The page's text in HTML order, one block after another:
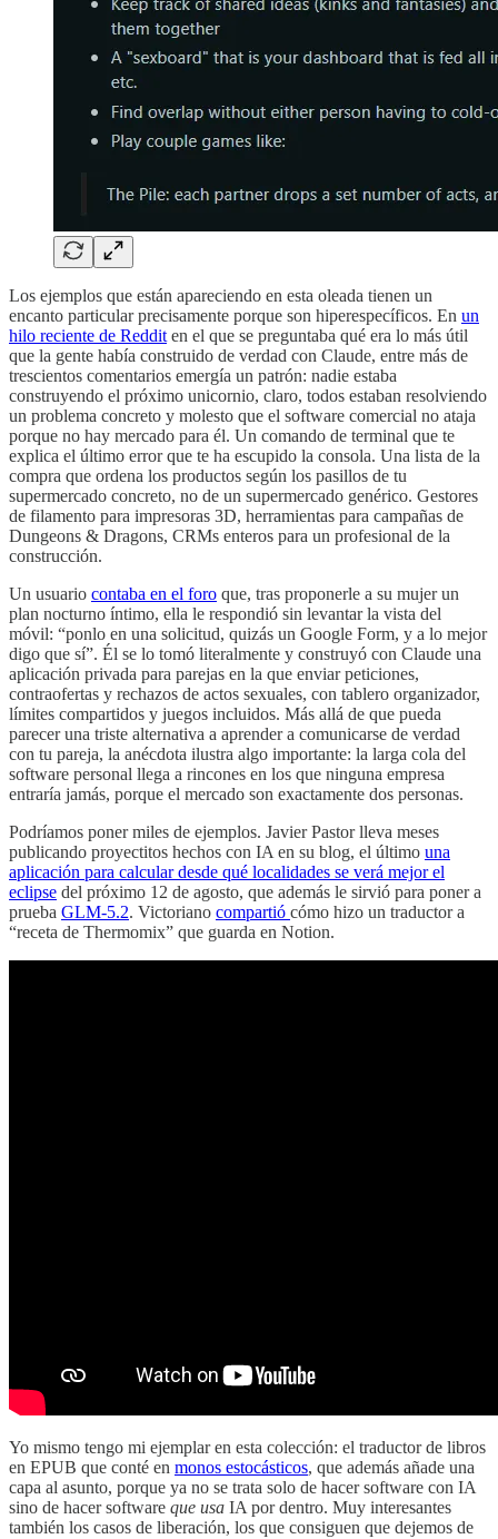
Los ejemplos que están apareciendo en esta oleada tienen un
encanto particular precisamente porque son hiperespecíficos. En un
hilo reciente de Reddit en el que se preguntaba qué era lo más útil
que la gente había construido de verdad con Claude, entre más de
trescientos comentarios emergía un patrón: nadie estaba
construyendo el próximo unicornio, claro, todos estaban resolviendo
un problema concreto y molesto que el software comercial no ataja
porque no hay mercado para él. Un comando de terminal que te
explica el último error que te ha escupido la consola. Una lista de la
compra que ordena los productos según los pasillos de tu
supermercado concreto, no de un supermercado genérico. Gestores
de filamento para impresoras 3D, herramientas para campañas de
Dungeons & Dragons, CRMs enteros para un profesional de la
construcción.
Un usuario contaba en el foro que, tras proponerle a su mujer un
plan nocturno íntimo, ella le respondió sin levantar la vista del
móvil: “ponlo en una solicitud, quizás un Google Form, y a lo mejor
digo que sí”. Él se lo tomó literalmente y construyó con Claude una
aplicación privada para parejas en la que enviar peticiones,
contraofertas y rechazos de actos sexuales, con tablero organizador,
límites compartidos y juegos incluidos. Más allá de que pueda
parecer una triste alternativa a aprender a comunicarse de verdad
con tu pareja, la anécdota ilustra algo importante: la larga cola del
software personal llega a rincones en los que ninguna empresa
entraría jamás, porque el mercado son exactamente dos personas.
Podríamos poner miles de ejemplos. Javier Pastor lleva meses
publicando proyectitos hechos con IA en su blog, el último una
aplicación para calcular desde qué localidades se verá mejor el
eclipse del próximo 12 de agosto, que además le sirvió para poner a
prueba GLM-5.2. Victoriano compartió cómo hizo un traductor a
“receta de Thermomix” que guarda en Notion.
Yo mismo tengo mi ejemplar en esta colección: el traductor de libros
en EPUB que conté en monos estocásticos, que además añade una
capa al asunto, porque ya no se trata solo de hacer software con IA
sino de hacer software que usa IA por dentro. Muy interesantes
también los casos de liberación, los que consiguen que dejemos de